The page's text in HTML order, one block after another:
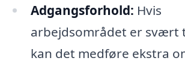
Adgangsforhold: Hvis
arbejdsområdet er svært
kan det medføre ekstra